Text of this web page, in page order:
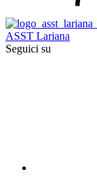
ASST Lariana
Seguici su